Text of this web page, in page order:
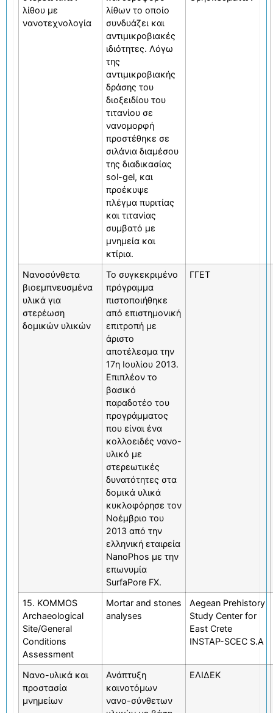
λίθου με
νανοτεχνολογία
λίθων το οποίο
συνδυάζει και
αντιμικροβιακές
ιδιότητες. Λόγω
της
αντιμικροβιακής
δράσης του
διοξειδίου του
τιτανίου σε
νανομορφή
προστέθηκε σε
σιλάνια διαμέσου
της διαδικασίας
sol-gel, και
προέκυψε
πλέγμα πυριτίας
και τιτανίας
συμβατό με
μνημεία και
κτίρια.
Νανοσύνθετα
βιοεμπνευσμένα
υλικά για
στερέωση
δομικών υλικών
Το συγκεκριμένο
πρόγραμμα
πιστοποιήθηκε
από επιστημονική
επιτροπή με
άριστο
αποτέλεσμα την
17η Ιουλίου 2013.
Επιπλέον το
βασικό
παραδοτέο του
προγράμματος
που είναι ένα
κολλοειδές νανο-
υλικό με
στερεωτικές
δυνατότητες στα
δομικά υλικά
κυκλοφόρησε τον
Νοέμβριο του
2013 από την
ελληνική εταιρεία
NanoPhos με την
επωνυμία
SurfaPore FX.
ΓΓΕΤ
15. KOMMOS
Archaeological
Site/General
Conditions
Assessment
Mortar and stones
analyses
Aegean Prehistory
Study Center for
East Crete
INSTAP-SCEC S.A
Νανο-υλικά και
προστασία
μνημείων
Ανάπτυξη
καινοτόμων
νανο-σύνθετων
ΕΛΙΔΕΚ